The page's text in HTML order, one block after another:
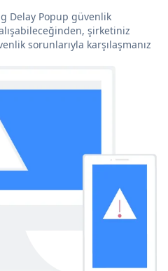
Delay Popup güvenlik
şirketiniz
sorunlarıyla karşılaşmanız